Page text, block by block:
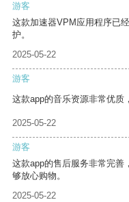
游客
这款加速器VPM应用程序已
护。
2025-05-22
游客
这款app的音乐资源非常优质
2025-05-22
游客
这款app的售后服务非常完善
够放心购物。
2025-05-22